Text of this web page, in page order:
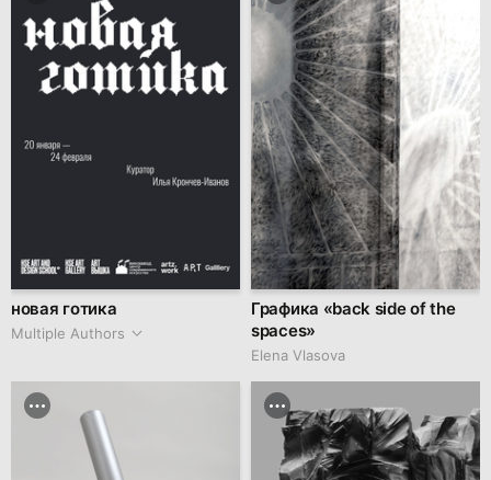
новая готика
Multiple Authors
Графика «back side of the
spaces»
Elena Vlasova